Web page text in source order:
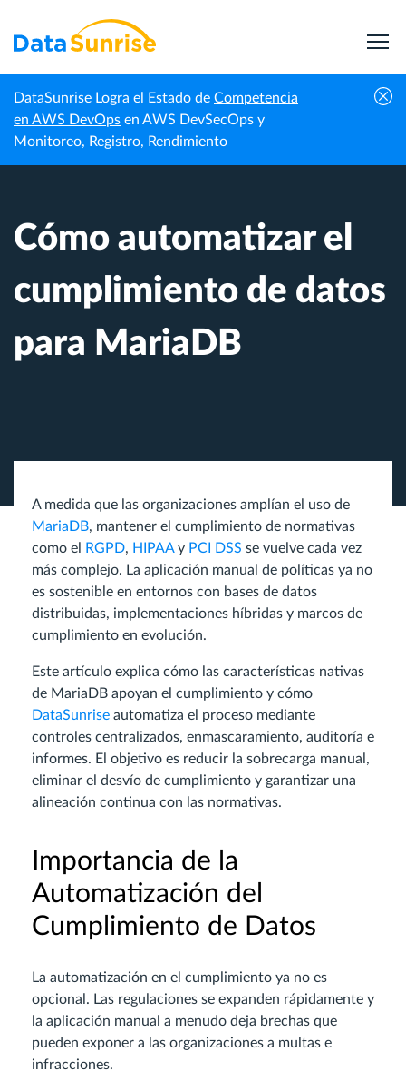
DataSunrise Logra el Estado de Competencia
en AWS DevOps en AWS DevSecOps y
Monitoreo, Registro, Rendimiento
Inicio
Centro de
Conocimiento
Cómo automatizar el cumplimiento de datos
para MariaDB
Cómo automatizar el
cumplimiento de datos
para MariaDB
A medida que las organizaciones amplían el uso de
MariaDB, mantener el cumplimiento de normativas
como el
RGPD, HIPAAy PCI DSS se vuelve cada vez
más complejo. La aplicación manual de políticas ya no
es sostenible en entornos con bases de datos
distribuidas, implementaciones híbridas y marcos de
cumplimiento en evolución.
Este artículo explica cómo las características nativas
de MariaDB apoyan el cumplimiento y cómo
DataSunrise automatiza el proceso mediante
controles centralizados, enmascaramiento, auditoría e
informes. El objetivo es reducir la sobrecarga manual,
eliminar el desvío de cumplimiento y garantizar una
alineación continua con las normativas.
Importancia de la
Automatización del
Cumplimiento de Datos
La automatización en el cumplimiento ya no es
opcional. Las regulaciones se expanden rápidamente y
la aplicación manual a menudo deja brechas que
pueden exponer a las organizaciones a multas e
infracciones.